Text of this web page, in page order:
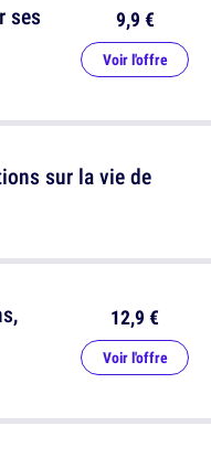
sur la vie de
ses
9,9 €
Voir l'offre
12,9 €
Voir l'offre